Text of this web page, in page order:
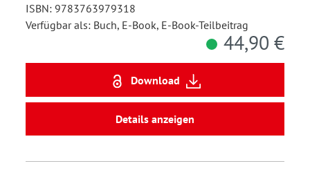
ISBN: 9783763979318
Verfügbar als: Buch, E-Book, E-Book-Teilbeitrag
44,90 €
Download
Details anzeigen